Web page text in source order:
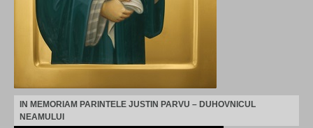
IN MEMORIAM PARINTELE JUSTIN PARVU – DUHOVNICUL
NEAMULUI